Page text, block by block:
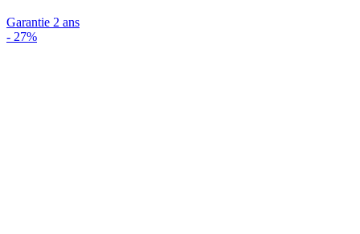
Garantie 2 ans
- 27%